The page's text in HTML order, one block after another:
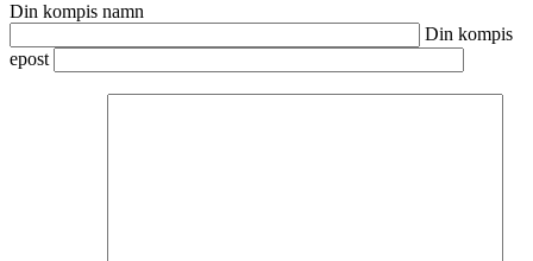
Din kompis namn
Din kompis
epost